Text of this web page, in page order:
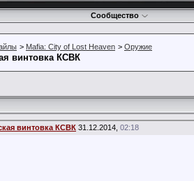
Сообщество
> Mafia: City of Lost Heaven > Оружие
винтовка КСВК
винтовка КСВК 31.12.2014, 02:18